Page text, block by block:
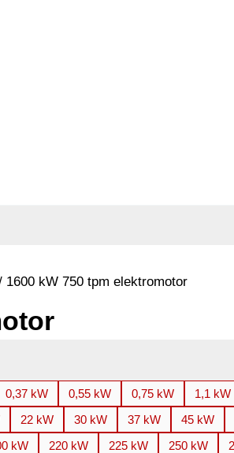
1600 kW 750 tpm elektromotor
0,37 kW 0,55 kW 0,75 kW 1,1 kW
22 kW 30 kW 37 kW 45 kW
kW 220 kW 225 kW 250 kW